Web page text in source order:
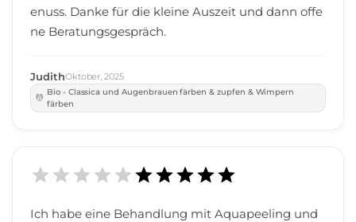
enuss. Danke für die kleine Auszeit und dann offe
ne Beratungsgespräch.
JudithOktober ,2025
Bio - Classica und Augenbrauen färben & zupfen & Wimpern
färben
Ich habe eine Behandlung mit Aquapeeling und